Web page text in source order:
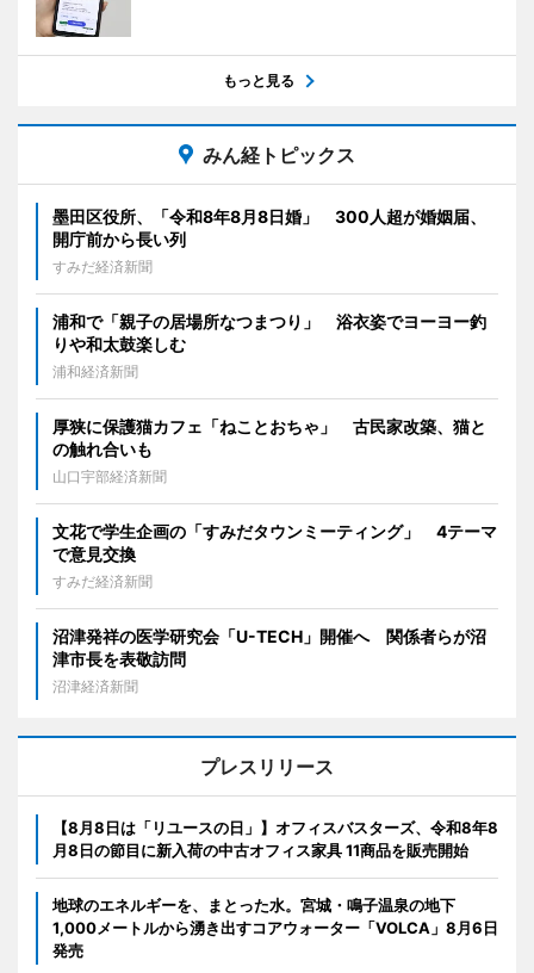
もっと見る
みん経トピックス
墨田区役所、「令和8年8月8日婚」 300人超が婚姻届、
開庁前から長い列
すみだ経済新聞
浦和で「親子の居場所なつまつり」 浴衣姿でヨーヨー釣
りや和太鼓楽しむ
浦和経済新聞
厚狭に保護猫カフェ「ねことおちゃ」 古民家改築、猫と
の触れ合いも
山口宇部経済新聞
文花で学生企画の「すみだタウンミーティング」 4テーマ
で意見交換
すみだ経済新聞
沼津発祥の医学研究会「U-TECH」開催へ 関係者らが沼
津市長を表敬訪問
沼津経済新聞
プレスリリース
【8月8日は「リユースの日」】オフィスバスターズ、令和8年8
月8日の節目に新入荷の中古オフィス家具 11商品を販売開始
地球のエネルギーを、まとった水。宮城・鳴子温泉の地下
1,000メートルから湧き出すコアウォーター「VOLCA」8月6日
発売